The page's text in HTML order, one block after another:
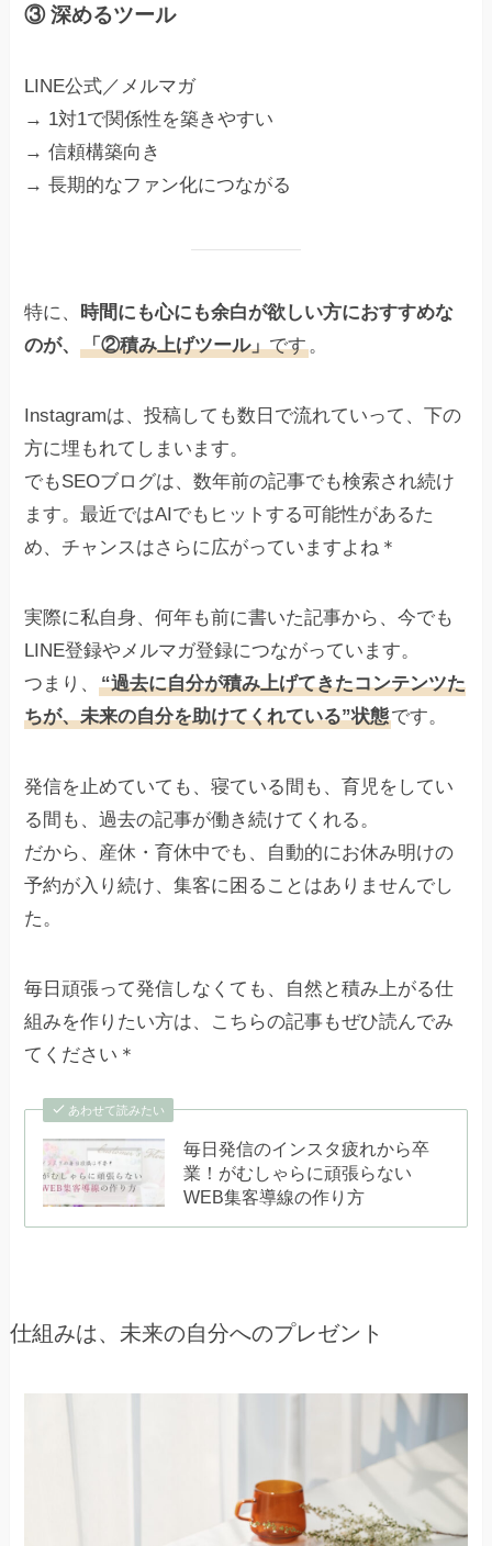
③ 深めるツール
LINE公式／メルマガ
→ 1対1で関係性を築きやすい
→ 信頼構築向き
→ 長期的なファン化につながる
特に、 時間にも心にも余白が欲しい方におすすめな
のが、「②積み上げツール」です。
Instagramは、投稿しても数日で流れていって、下の
方に埋もれてしまいます。
でもSEOブログは、数年前の記事でも検索され続け
ます。最近ではAIでもヒットする可能性があるた
め、チャンスはさらに広がっていますよね＊
実際に私自身、何年も前に書いた記事から、今でも
LINE登録やメルマガ登録につながっています。
つまり、“過去に自分が積み上げてきたコンテンツた
ちが、未来の自分を助けてくれている”状態です。
発信を止めていても、寝ている間も、育児をしてい
る間も、過去の記事が働き続けてくれる。
だから、産休・育休中でも、自動的にお休み明けの
予約が入り続け、集客に困ることはありませんでし
た。
毎日頑張って発信しなくても、自然と積み上がる仕
組みを作りたい方は、こちらの記事もぜひ読んでみ
てください＊
あわせて読みたい
毎日発信のインスタ疲れから卒
業！がむしゃらに頑張らない
WEB集客導線の作り方
仕組みは、未来の自分へのプレゼント